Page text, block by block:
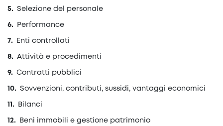
Selezione del personale
Performance
Enti controllati
Attività e procedimenti
Contratti pubblici
Sovvenzioni, contributi, sussidi, vantaggi economici
Bilanci
Beni immobili e gestione patrimonio